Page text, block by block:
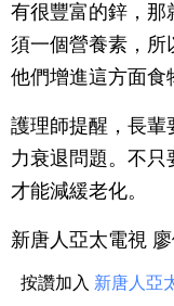
有很豐富的鋅，那
須一個營養素，所
他們增進這方面食
護理師提醒，長輩
力衰退問題。不只
才能減緩老化。
新唐人亞太電視
按讚加入 新唐人亞